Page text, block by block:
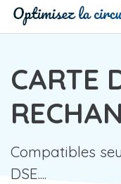
CARTE
Compatibles
DSE....